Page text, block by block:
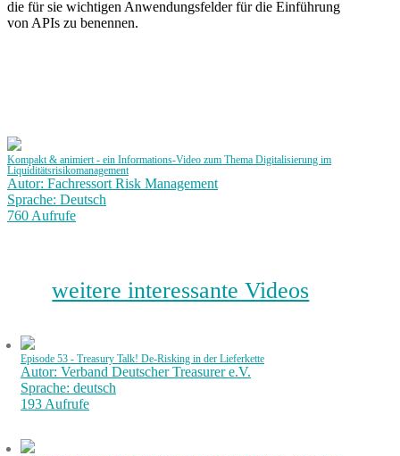
die für sie wichtigen Anwendungsfelder für die Einführung
von APIs zu benennen.
Kompakt & animiert - ein Informations-Video zum Thema Digitalisierung im
Liquiditätsrisikomanagement
Autor: Fachressort Risk Management
Sprache: Deutsch
760 Aufrufe
weitere interessante Videos
Episode 53 - Treasury Talk! De-Risking in der Lieferkette
Autor: Verband Deutscher Treasurer e.V.
Sprache: deutsch
193 Aufrufe